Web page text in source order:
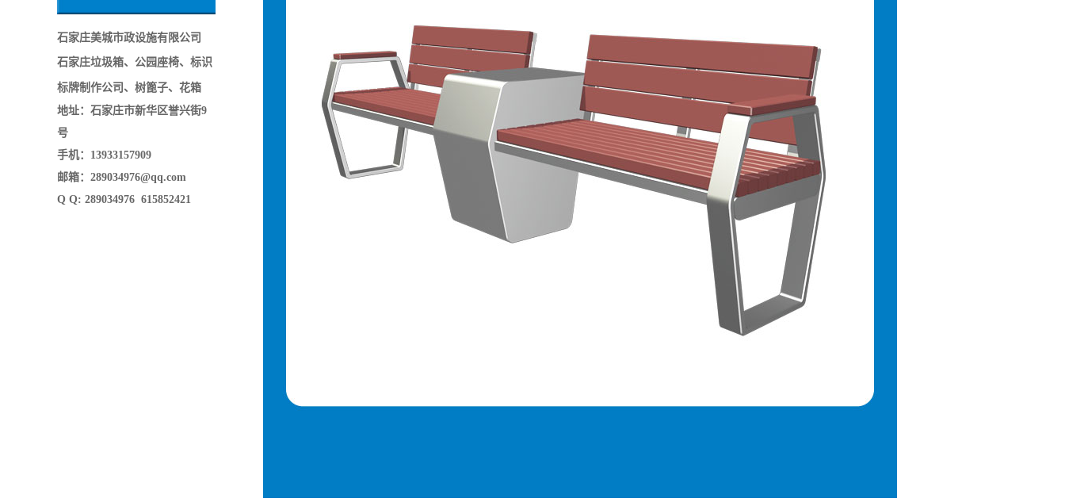
石家庄美城市政设施有限公司
石家庄垃圾箱、 公园座椅、 标识
标牌制作公司 、 树篦子、花箱
地址：石家庄市新华区誉兴街9
号
手机：13933157909
邮箱：289034976@qq.com
Q Q: 289034976 615852421